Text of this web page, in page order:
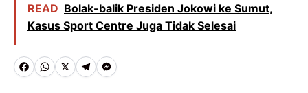
READ Bolak-balik Presiden Jokowi ke Sumut,
Kasus Sport Centre Juga Tidak Selesai
F WX T M